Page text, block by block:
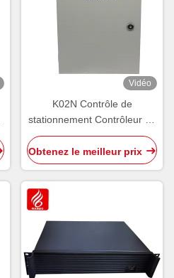
Vidéo
K02N Contrôle de
stationnement Contrôleur de
nœud intérieur PGS
Direction NCU par ultrasons
intérieur
Obtenez le meilleur prix